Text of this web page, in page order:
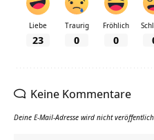
Liebe
23
Traurig
0
Fröhlich
0
Keine Kommentare
Deine E-Mail-Adresse wird nicht